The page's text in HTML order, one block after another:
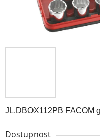
JL.DBOX112PB FACOM
Dostupnost